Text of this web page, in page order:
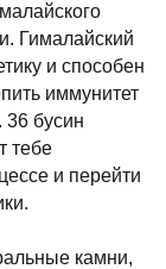
Гималайский
и способен
иммунитет
36 бусин
тебе
и перейти
камни,